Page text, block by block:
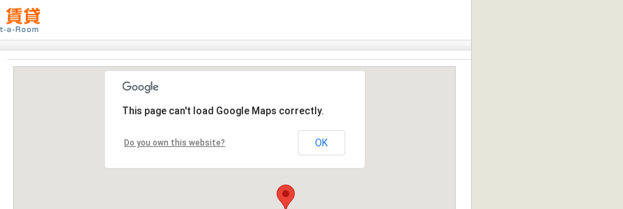
This page can't load Google Maps correctly.
Do you own this website? OK